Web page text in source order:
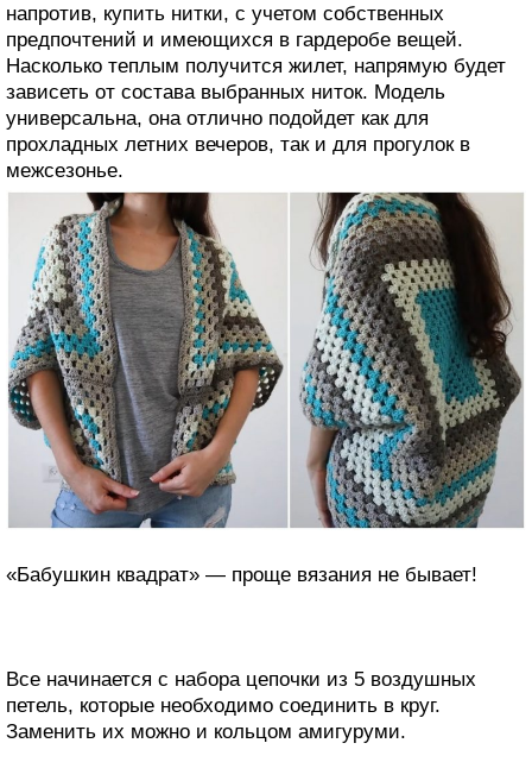
напротив, купить нитки, с учетом собственных
предпочтений и имеющихся в гардеробе вещей.
Насколько теплым получится жилет, напрямую будет
зависеть от состава выбранных ниток. Модель
универсальна, она отлично подойдет как для
прохладных летних вечеров, так и для прогулок в
межсезонье.
«Бабушкин квадрат» — проще вязания не бывает!
Все начинается с набора цепочки из 5 воздушных
петель, которые необходимо соединить в круг.
Заменить их можно и кольцом амигуруми.